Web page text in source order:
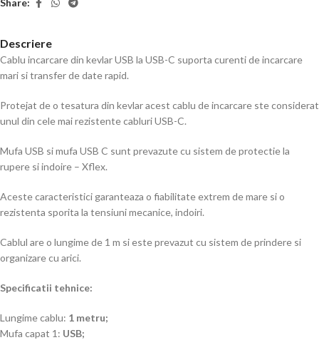
Share:
Descriere
Cablu incarcare din kevlar USB la USB-C suporta curenti de incarcare
mari si transfer de date rapid.
Protejat de o tesatura din kevlar acest cablu de incarcare ste considerat
unul din cele mai rezistente cabluri USB-C.
Mufa USB si mufa USB C sunt prevazute cu sistem de protectie la
rupere si indoire – Xflex.
Aceste caracteristici garanteaza o fiabilitate extrem de mare si o
rezistenta sporita la tensiuni mecanice, indoiri.
Cablul are o lungime de 1 m si este prevazut cu sistem de prindere si
organizare cu arici.
Specificatii tehnice:
Lungime cablu: 1 metru;
Mufa capat 1: USB;